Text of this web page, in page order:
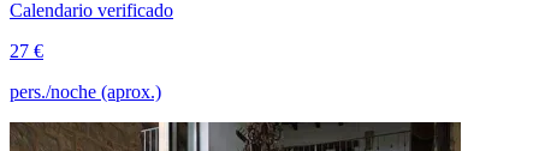
Calendario verificado
27 €
pers./noche (aprox.)